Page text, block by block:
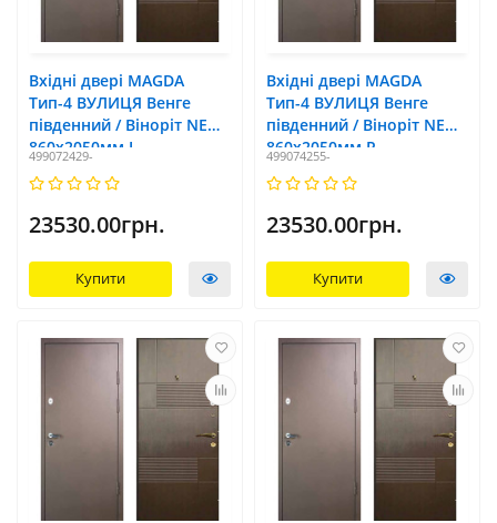
Вхідні двері MAGDA
Тип-4 ВУЛИЦЯ Венге
південний / Віноріт NEW
860х2050мм L
499072429-
23530.00грн.
Купити
Вхідні двері MAGDA
Тип-4 ВУЛИЦЯ Венге
південний / Віноріт NEW
860х2050мм R
499074255-
23530.00грн.
Купити